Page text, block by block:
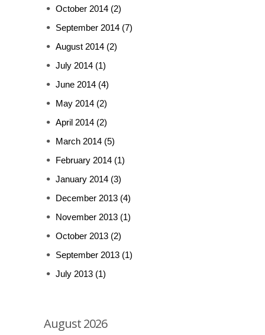
October 2014 (2)
September 2014 (7)
August 2014 (2)
July 2014 (1)
June 2014 (4)
May 2014 (2)
April 2014 (2)
March 2014 (5)
February 2014 (1)
January 2014 (3)
December 2013 (4)
November 2013 (1)
October 2013 (2)
September 2013 (1)
July 2013 (1)
August 2026